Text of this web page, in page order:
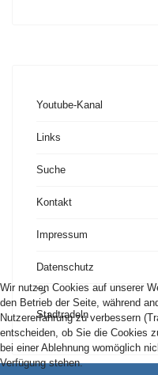
Youtube-Kanal
Links
Suche
Kontakt
Impressum
Datenschutz
">
Stadtradeln
Wir nutzen Cookies auf unserer
den Betrieb der Seite, während
Nutzererfahrung zu verbessern
entscheiden, ob Sie die Cookies
bei einer Ablehnung womöglich
Verfügung stehen.